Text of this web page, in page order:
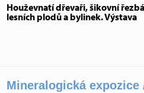
Houževnatí dřevaři, šikovní
lesních plodů a bylinek. Výstava
Mineralogická expozice